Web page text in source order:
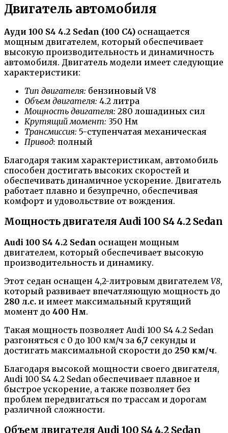
Двигатель автомобиля
Ауди 100 S4 4.2 Sedan (100 C4) оснащается
мощным двигателем, который обеспечивает
высокую производительность и динамичность
автомобиля. Двигатель модели имеет следующие
характеристики:
Тип двигателя: бензиновый V8
Объем двигателя: 4.2 литра
Мощность двигателя: 280 лошадиных сил
Крутящий момент: 350 Нм
Трансмиссия: 5-ступенчатая механическая
Привод: полный
Благодаря таким характеристикам, автомобиль
способен достигать высоких скоростей и
обеспечивать динамичное ускорение. Двигатель
работает плавно и безупречно, обеспечивая
комфорт и удовольствие от вождения.
Мощность двигателя Audi 100 S4 4.2 Sedan
Audi 100 S4 4.2 Sedan оснащен мощным
двигателем, который обеспечивает высокую
производительность и динамику.
Этот седан оснащен 4,2-литровым двигателем V8,
который развивает впечатляющую мощность до
280 л.с. и имеет максимальный крутящий
момент до 400 Нм.
Такая мощность позволяет Audi 100 S4 4.2 Sedan
разгоняться с 0 до 100 км/ч за 6,7 секунды и
достигать максимальной скорости до 250 км/ч.
Благодаря высокой мощности своего двигателя,
Audi 100 S4 4.2 Sedan обеспечивает плавное и
быстрое ускорение, а также позволяет без
проблем передвигаться по трассам и дорогам
различной сложности.
Объем двигателя Audi 100 S4 4.2 Sedan